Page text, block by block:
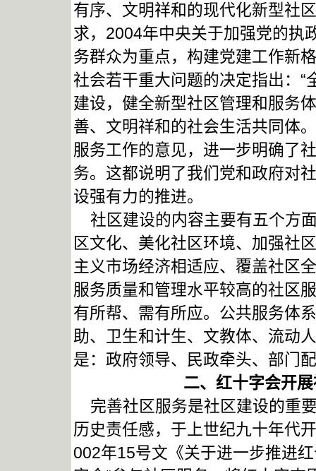
有序、文明祥和的现代化新型社
求，2004年中央关于加强党的执
务群众为重点，构建党建工作新
社会若干重大问题的决定指出：
建设，健全新型社区管理和服务
善、文明祥和的社会生活共同体
服务工作的意见，进一步明确了
务。这都说明了我们党和政府对
设强有力的推进。
社区建设的内容主要有五个方
区文化、美化社区环境、加强社
主义市场经济相适应、覆盖社区
服务质量和管理水平较高的社区
有所帮、需有所应。公共服务体
助、卫生和计生、文教体、流动
是：政府领导、民政牵头、部门
二、红十字会开
完善社区服务是社区建设的重
历史责任感，于上世纪九十年代
002年15号文《关于进一步推进